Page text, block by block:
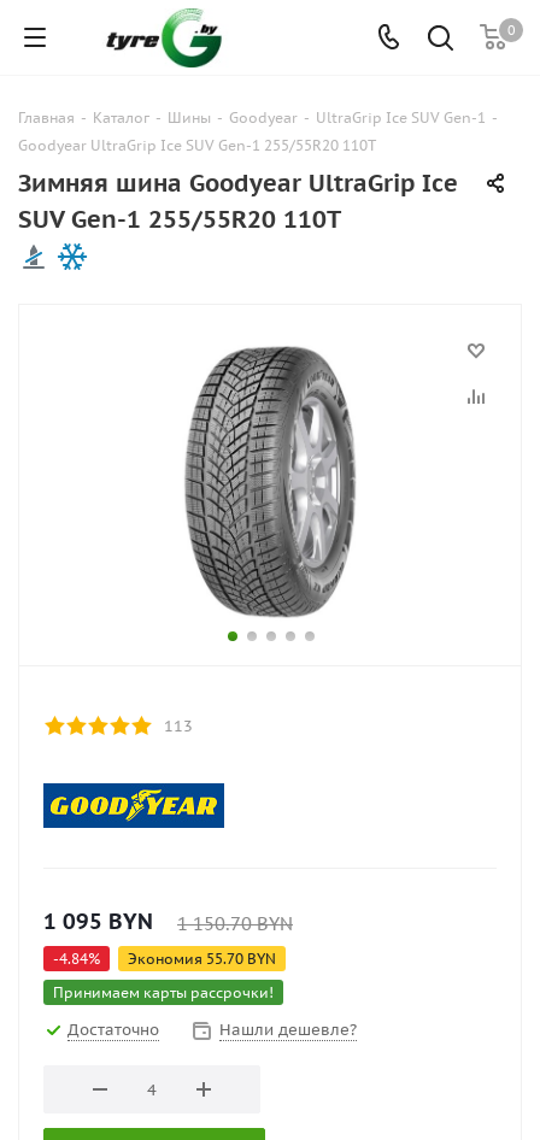
0
Главная - Каталог - Шины - Goodyear - UltraGrip Ice SUV Gen-1 -
Goodyear UltraGrip Ice SUV Gen-1 255/55R20 110T
Зимняя шина Goodyear UltraGrip Ice
SUV Gen-1 255/55R20 110T
113
1 095 BYN 1 150.70BYN
-4.84% Экономия 55.70 BYN
Принимаем карты рассрочки!
Достаточно Нашли дешевле?